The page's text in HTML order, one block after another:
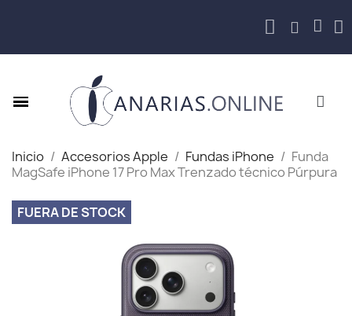
Inicio Accesorios Apple Fundas iPhone
Funda
MagSafe iPhone 17 Pro Max Trenzado técnico Púrpura
FUERA DE STOCK